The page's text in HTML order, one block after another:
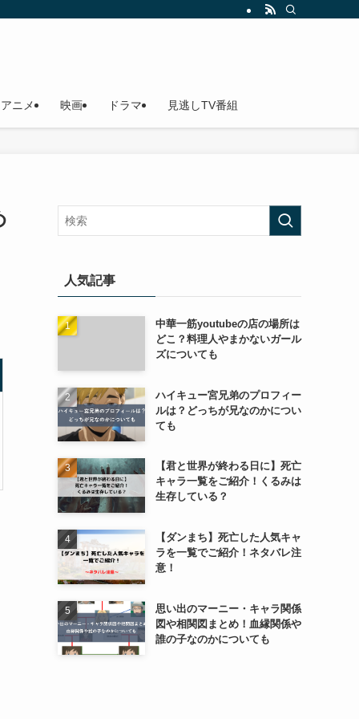
アニメ 映画 ドラマ 見逃しTV番組
人気記事
中華一筋youtubeの店の場所は
どこ？料理人やまかないガール
ズについても
ハイキュー宮兄弟のプロフィー
ルは？どっちが兄なのかについ
ても
【君と世界が終わる日に】死亡
キャラ一覧をご紹介！くるみは
生存している？
【ダンまち】死亡した人気キャ
ラを一覧でご紹介！ネタバレ注
意！
思い出のマーニー・キャラ関係
図や相関図まとめ！血縁関係や
誰の子なのかについても